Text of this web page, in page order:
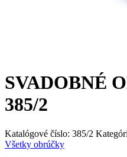
SVADOBNÉ
385/2
Katalógové číslo: 385/2
Všetky obrúčky